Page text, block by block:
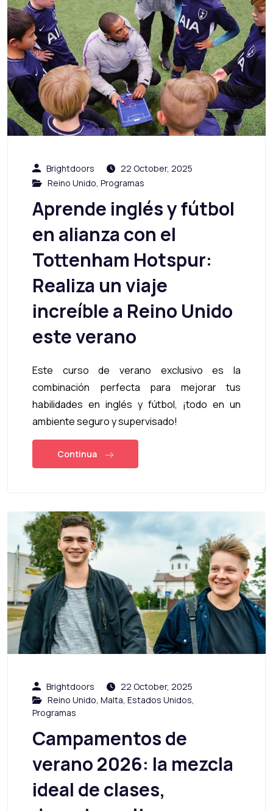
Brightdoors
22 October, 2025
Reino Unido, Programas
Aprende inglés y fútbol
en alianza con el
Tottenham Hotspur:
Realiza un viaje
increíble a Reino Unido
este verano
Este curso de verano exclusivo es la
combinación perfecta para mejorar tus
habilidades en inglés y fútbol, ¡todo en un
ambiente seguro y supervisado!
Continua
Brightdoors
22 October, 2025
Reino Unido, Malta, Estados Unidos,
Programas
Campamentos de
verano 2026: la mezcla
ideal de clases,